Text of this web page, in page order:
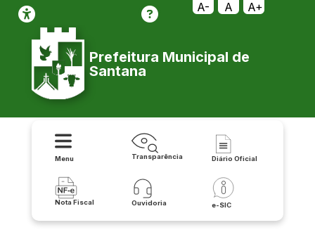
A- A A+
Prefeitura Municipal de
Santana
Menu Transparência Diário Oficial
Nota Fiscal Ouvidoria e-SIC